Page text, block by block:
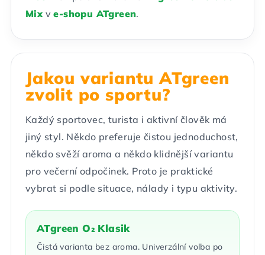
Mixve-shopu ATgreen.
Jakou variantu ATgreen
zvolit po sportu?
Každý sportovec, turista i aktivní člověk má
jiný styl. Někdo preferuje čistou jednoduchost,
někdo svěží aroma a někdo klidnější variantu
pro večerní odpočinek. Proto je praktické
vybrat si podle situace, nálady i typu aktivity.
ATgreen O₂ Klasik
Čistá varianta bez aroma. Univerzální volba po